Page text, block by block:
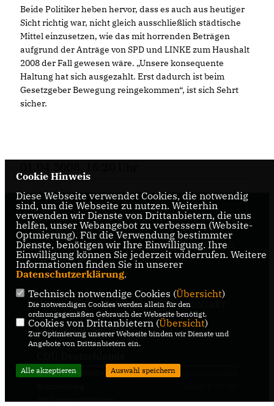
Beide Politiker heben hervor, dass es auch aus heutiger
Sicht richtig war, nicht gleich ausschließlich städtische
Mittel einzusetzen, wie das mit horrenden Beträgen
aufgrund der Anträge von SPD und LINKE zum Haushalt
2008 der Fall gewesen wäre. „Unsere konsequente
Haltung hat sich ausgezahlt. Erst dadurch ist beim
Gesetzgeber Bewegung reingekommen“, ist sich Sehrt
sicher.
Internetseite der CDU-Fraktion im Rat der Stadt
Braunschweig, mit aktuellen Informationen rund
um die Kommunalpolitik in der zweitgrößten Stadt
Niedersachsens.
IMPRESSUM DATENSCHUTZ KONTAKT
CDU Niedersachsen
@2026 CDU-Ratsfraktion
Alle Rechte vorbehalten.
Realisation: Sharkness Media
Cookie Hinweis
Diese Webseite verwendet Cookies, die notwendig
sind, um die Webseite zu nutzen. Weiterhin
verwenden wir Dienste von Drittanbietern, die uns
helfen, unser Webangebot zu verbessern (Website-
Optmierung). Für die Verwendung bestimmter
Dienste, benötigen wir Ihre Einwilligung. Ihre
Einwilligung können Sie jederzeit widerrufen. Weitere
Informationen finden Sie in unserer
Datenschutzerklärung.
Technisch notwendige Cookies (Übersicht)
Die notwendigen Cookies werden allein für den
ordnungsgemäßen Gebrauch der Webseite benötigt.
Cookies von Drittanbietern (Übersicht)
Zur Optimierung unserer Webseite binden wir Dienste und
Angebote von Drittanbietern ein.
Alle akzeptieren Auswahl speichern